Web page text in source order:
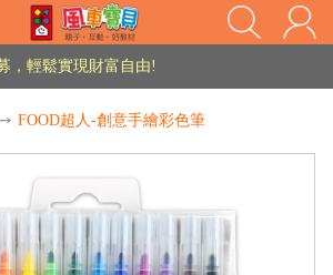
家長樂了!「風車書版集團暨FOOD超人企業總部」目前正興建中!
，輕鬆實現財富自由!
會員火熱招募中~
！點我查看『海外購物流程說明』
➙ FOOD超人-創意手繪彩色筆